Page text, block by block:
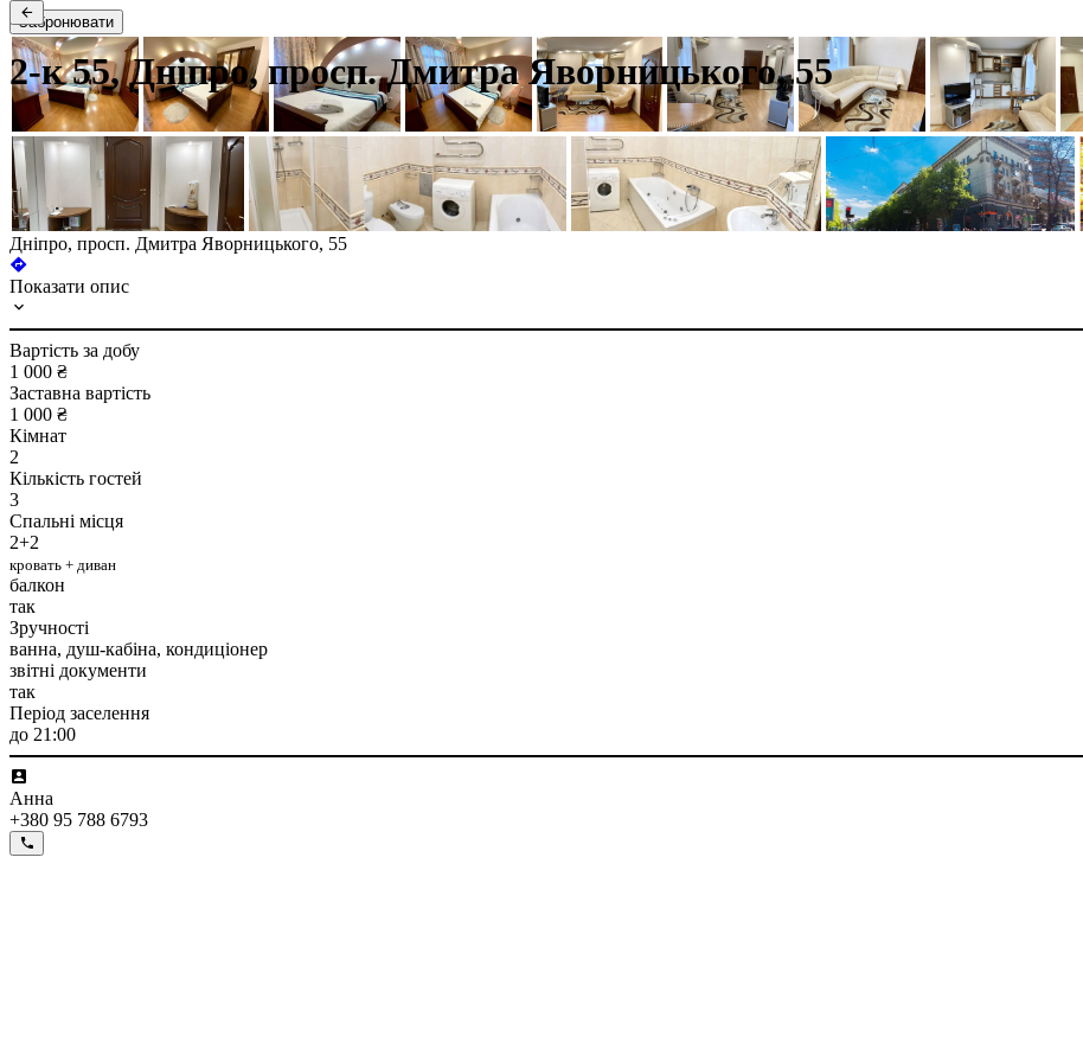
2-к 55, Дніпро, просп. Дмитра Яворницького, 55
Забронювати
Дніпро, просп. Дмитра Яворницького, 55
Показати опис
Вартість за добу
1 000 ₴
Заставна вартість
1 000 ₴
Кімнат
2
Кількість гостей
3
Спальні місця
2+2
кровать + диван
балкон
так
Зручності
ванна, душ-кабіна, кондиціонер
звітні документи
так
Період заселення
до 21:00
Анна
+380 95 788 6793